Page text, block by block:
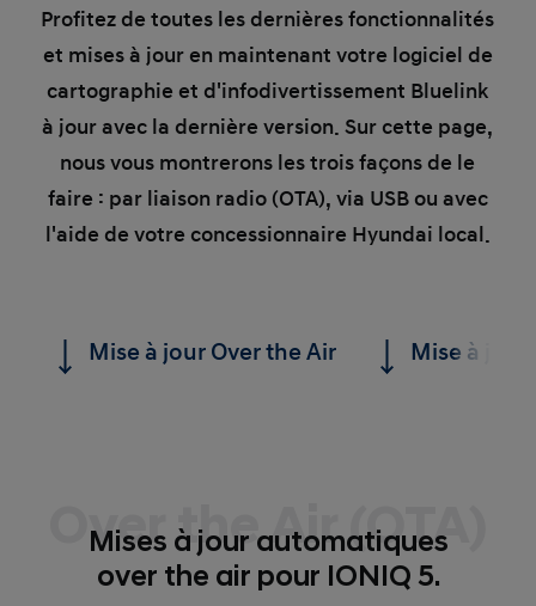
Profitez de toutes les dernières fonctionnalités
et mises à jour en maintenant votre logiciel de
cartographie et d'infodivertissement Bluelink
à jour avec la dernière version. Sur cette page,
nous vous montrerons les trois façons de le
faire : par liaison radio (OTA), via USB ou avec
l'aide de votre concessionnaire Hyundai local.
Mise à jour Over the Air Mise à jour
Over the Air (OTA)
Mises à jour automatiques
over the air pour IONIQ 5.